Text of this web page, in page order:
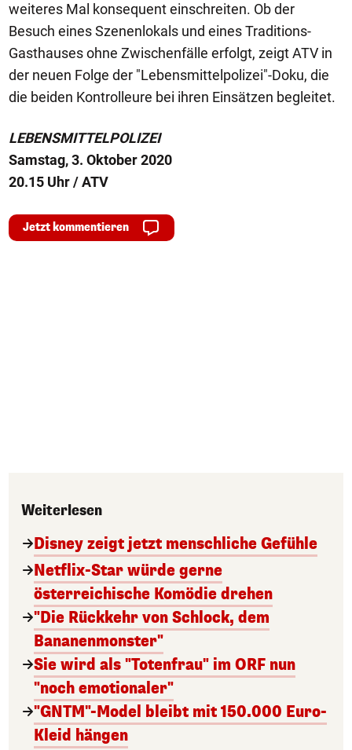
weiteres Mal konsequent einschreiten. Ob der
Besuch eines Szenenlokals und eines Traditions-
Gasthauses ohne Zwischenfälle erfolgt, zeigt ATV in
der neuen Folge der "Lebensmittelpolizei"-Doku, die
die beiden Kontrolleure bei ihren Einsätzen begleitet.
LEBENSMITTELPOLIZEI
Samstag, 3. Oktober 2020
20.15 Uhr / ATV
Jetzt kommentieren
Weiterlesen
Disney zeigt jetzt menschliche Gefühle
Netflix-Star würde gerne
österreichische Komödie drehen
"Die Rückkehr von Schlock, dem
Bananenmonster"
Sie wird als "Totenfrau" im ORF nun
"noch emotionaler"
"GNTM"-Model bleibt mit 150.000 Euro-
Kleid hängen